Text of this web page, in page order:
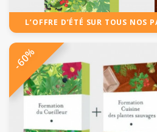
L’OFFRE D’ÉTÉ SUR TOUS NOS
-60%